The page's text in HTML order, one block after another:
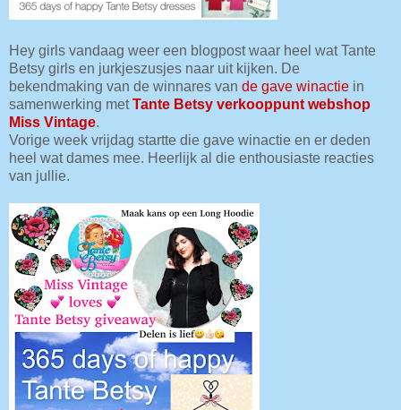
Hey girls vandaag weer een blogpost waar heel wat Tante
Betsy girls en jurkjeszusjes naar uit kijken. De
bekendmaking van de winnares van de gave winactie in
samenwerking metTante Betsy verkooppunt webshop
Miss Vintage.
Vorige week vrijdag startte die gave winactie en er deden
heel wat dames mee. Heerlijk al die enthousiaste reacties
van jullie.